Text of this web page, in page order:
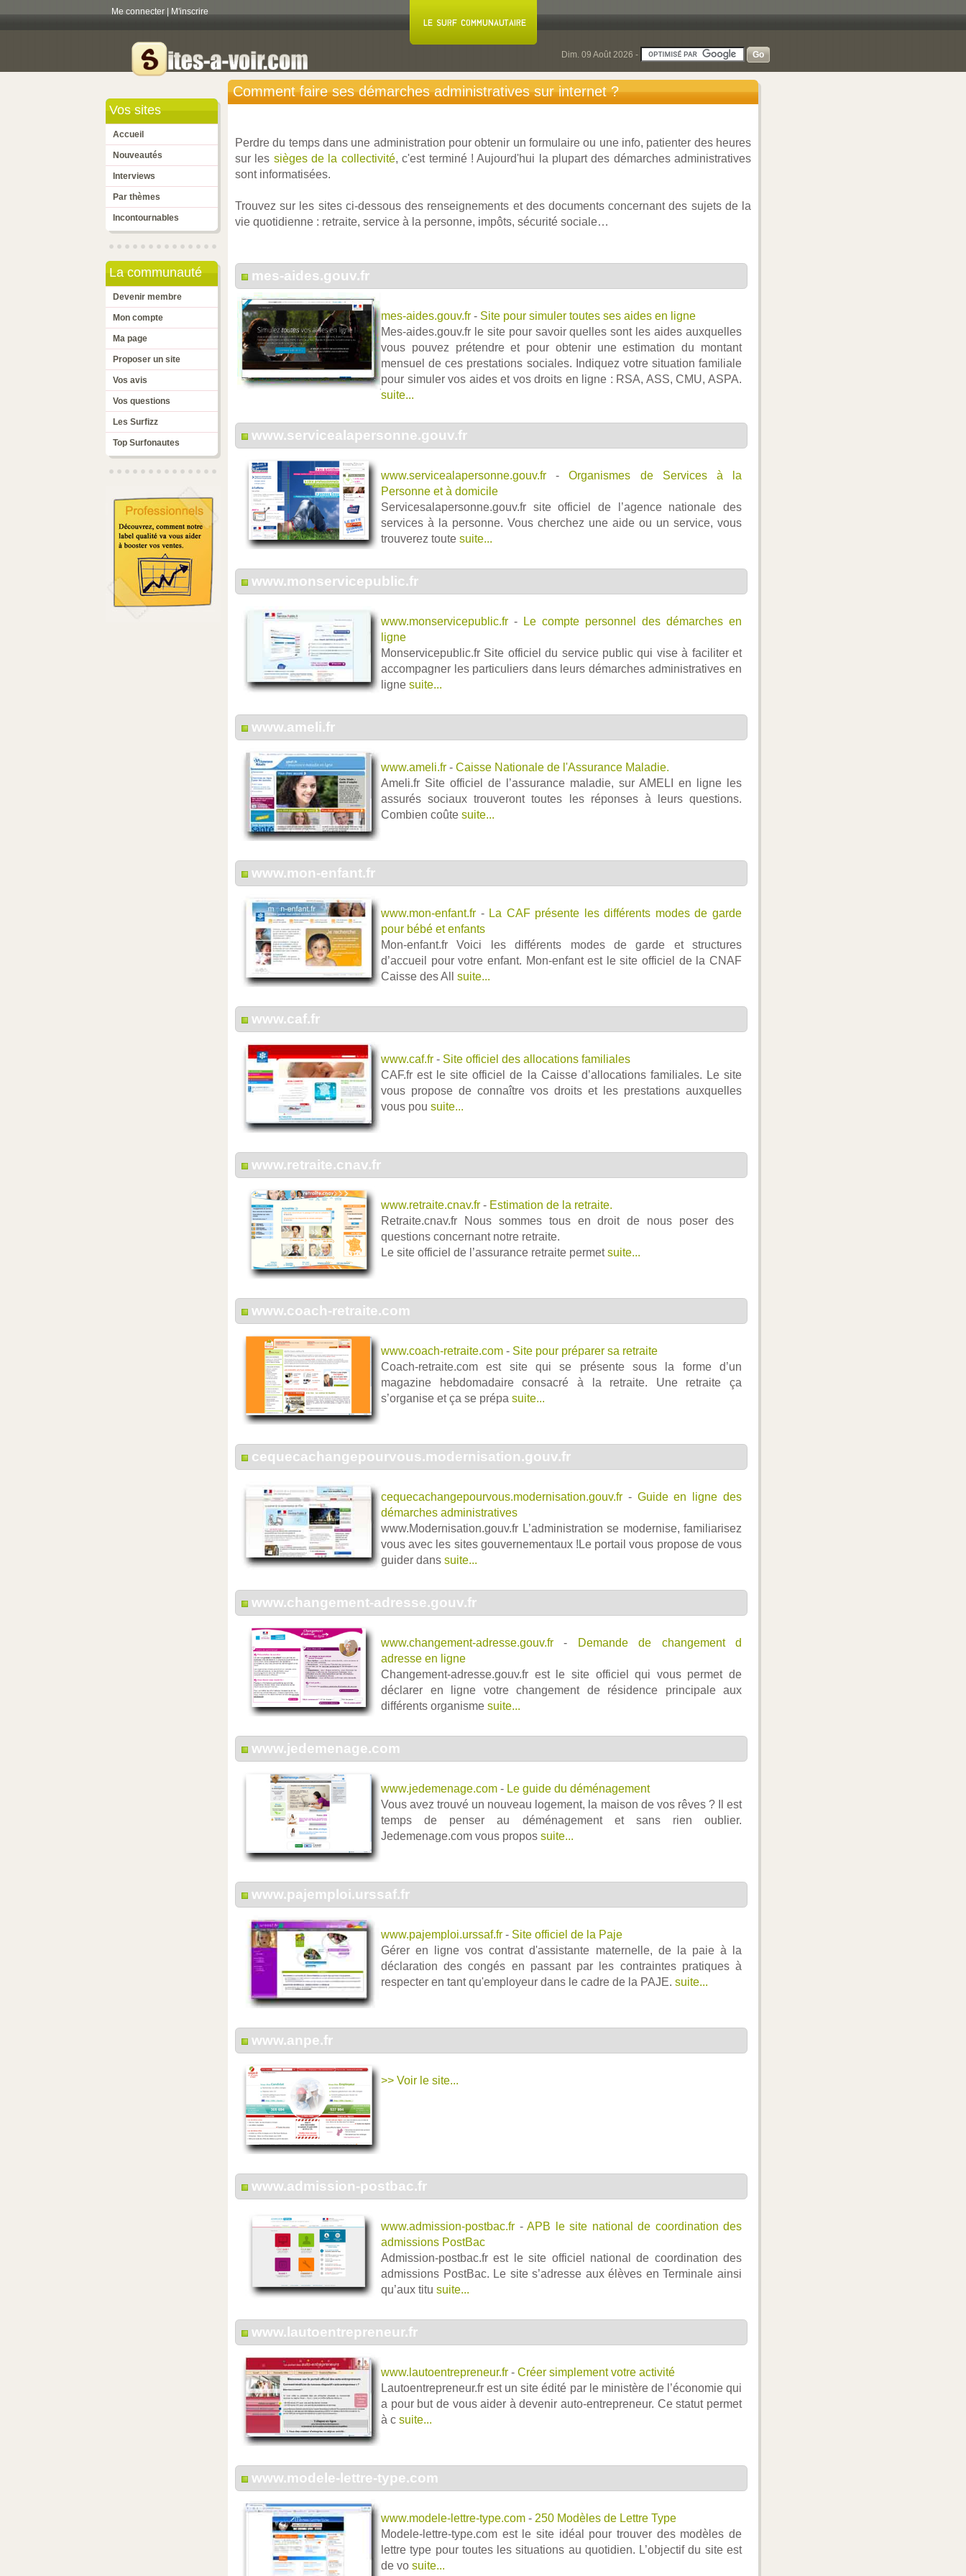
Me connecter M'inscrire
Dim. 09 Août 2026 -
Vos sites
Accueil
Nouveautés
Interviews
Par thèmes
Incontournables
La communauté
Devenir membre
Mon compte
Ma page
Proposer un site
Vos avis
Vos questions
Les Surfizz
Top Surfonautes
Comment faire ses démarches administratives sur internet ?
Perdre du temps dans une administration pour obtenir un formulaire ou une info, patienter des heures
sur les sièges de la collectivité, c'est terminé ! Aujourd'hui la plupart des démarches administratives
sont informatisées.
Trouvez sur les sites ci-dessous des renseignements et des documents concernant des sujets de la
vie quotidienne : retraite, service à la personne, impôts, sécurité sociale…
mes-aides.gouv.fr
mes-aides.gouv.fr - Site pour simuler toutes ses aides en ligne
Mes-aides.gouv.fr le site pour savoir quelles sont les aides auxquelles
vous pouvez prétendre et pour obtenir une estimation du montant
mensuel de ces prestations sociales. Indiquez votre situation familiale
pour simuler vos aides et vos droits en ligne : RSA, ASS, CMU, ASPA.
suite...
www.servicealapersonne.gouv.fr
www.servicealapersonne.gouv.fr -Organismes de Services à la
Personne et à domicile
Servicesalapersonne.gouv.fr site officiel de l’agence nationale des
services à la personne. Vous cherchez une aide ou un service, vous
trouverez toute suite...
www.monservicepublic.fr
www.monservicepublic.fr -
Le compte personnel des démarches en
ligne
Monservicepublic.fr Site officiel du service public qui vise à faciliter et
accompagner les particuliers dans leurs démarches administratives en
ligne suite...
www.ameli.fr
www.ameli.fr - Caisse Nationale de l'Assurance Maladie.
Ameli.fr Site officiel de l’assurance maladie, sur AMELI en ligne les
assurés sociaux trouveront toutes les réponses à leurs questions.
Combien coûte suite...
www.mon-enfant.fr
www.mon-enfant.fr - La CAF présente les différents modes de garde
pour bébé et enfants
Mon-enfant.fr Voici les différents modes de garde et structures
d’accueil pour votre enfant. Mon-enfant est le site officiel de la CNAF
Caisse des All suite...
www.caf.fr
www.caf.fr - Site officiel des allocations familiales
CAF.fr est le site officiel de la Caisse d’allocations familiales. Le site
vous propose de connaître vos droits et les prestations auxquelles
vous pou suite...
www.retraite.cnav.fr
www.retraite.cnav.fr - Estimation de la retraite.
Retraite.cnav.fr Nous sommes tous en droit de nous poser des
questions concernant notre retraite.
Le site officiel de l’assurance retraite permetsuite...
www.coach-retraite.com
www.coach-retraite.com - Site pour préparer sa retraite
Coach-retraite.com est site qui se présente sous la forme d’un
magazine hebdomadaire consacré à la retraite. Une retraite ça
s’organise et ça se prépa suite...
cequecachangepourvous.modernisation.gouv.fr
cequecachangepourvous.modernisation.gouv.fr - Guide en ligne des
démarches administratives
www.Modernisation.gouv.fr L’administration se modernise, familiarisez
vous avec les sites gouvernementaux !Le portail vous propose de vous
guider dans suite...
www.changement-adresse.gouv.fr
www.changement-adresse.gouv.fr -
Demande de changement d
adresse en ligne
Changement-adresse.gouv.fr est le site officiel qui vous permet de
déclarer en ligne votre changement de résidence principale aux
différents organisme suite...
www.jedemenage.com
www.jedemenage.com - Le guide du déménagement
Vous avez trouvé un nouveau logement, la maison de vos rêves ? Il est
temps de penser au déménagement et sans rien oublier.
Jedemenage.com vous propos suite...
www.pajemploi.urssaf.fr
www.pajemploi.urssaf.fr - Site officiel de la Paje
Gérer en ligne vos contrat d'assistante maternelle, de la paie à la
déclaration des congés en passant par les contraintes pratiques à
respecter en tant qu'employeur dans le cadre de la PAJE. suite...
www.anpe.fr
>> Voir le site...
www.admission-postbac.fr
www.admission-postbac.fr - APB le site national de coordination des
admissions PostBac
Admission-postbac.fr est le site officiel national de coordination des
admissions PostBac. Le site s’adresse aux élèves en Terminale ainsi
qu’aux titu suite...
www.lautoentrepreneur.fr
www.lautoentrepreneur.fr - Créer simplement votre activité
Lautoentrepreneur.fr est un site édité par le ministère de l’économie qui
a pour but de vous aider à devenir auto-entrepreneur. Ce statut permet
à c suite...
www.modele-lettre-type.com
www.modele-lettre-type.com - 250 Modèles de Lettre Type
Modele-lettre-type.com est le site idéal pour trouver des modèles de
lettre type pour toutes les situations au quotidien. L’objectif du site est
de vo suite...